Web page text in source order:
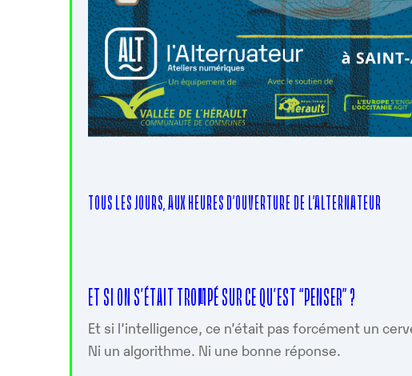
TOUS LES JOURS, AUX HEURES D’OUVERTURE DE L’ALTERNATEUR
ET SI ON S’ÉTAIT TROMPÉ SUR CE QU’EST “PENSER” ?
Et si l’intelligence, ce n’était pas forcément un
Ni un algorithme. Ni une bonne réponse.